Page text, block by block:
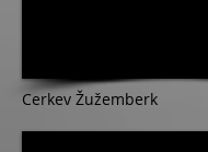
Cerkev Žužemberk